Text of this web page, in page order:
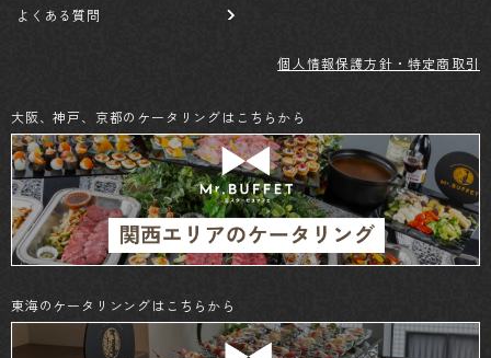
よくある質問
個人情報保護方針・特定商取引
大阪、神戸、京都のケータリングはこちらから
東海のケータリンングはこちらから